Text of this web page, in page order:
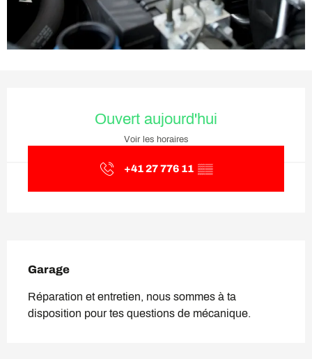
Ouvert aujourd'hui
Voir les horaires
+41 27 776 11 ▒▒
Garage
Réparation et entretien, nous sommes à ta
disposition pour tes questions de mécanique.